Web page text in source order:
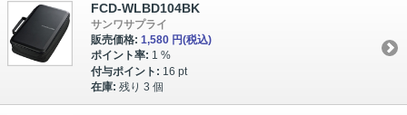
FCD-WLBD104BK
サンワサプライ
販売価格: 1,580 円(税込)
ポイント率: 1 %
付与ポイント: 16 pt
在庫: 残り 3 個